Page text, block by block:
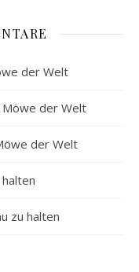
der Welt
der Welt
der Welt
zu halten